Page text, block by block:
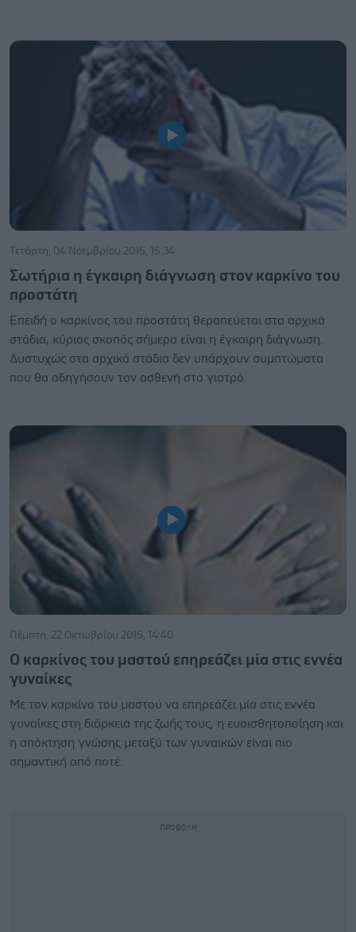
Τετάρτη, 04 Νοεμβρίου 2015, 15:34
Σωτήρια η έγκαιρη διάγνωση στον καρκίνο του
προστάτη
Επειδή ο καρκίνος του προστάτη θεραπεύεται στα αρχικά
στάδια, κύριος σκοπός σήμερα είναι η έγκαιρη διάγνωση.
Δυστυχώς στα αρχικά στάδια δεν υπάρχουν συμπτώματα
που θα οδηγήσουν τον ασθενή στο γιατρό.
Πέμπτη, 22 Οκτωβρίου 2015, 14:40
Ο καρκίνος του μαστού επηρεάζει μία στις εννέα
γυναίκες
Με τον καρκίνο του μαστού να επηρεάζει μία στις εννέα
γυναίκες στη διάρκεια της ζωής τους, η ευαισθητοποίηση και
η απόκτηση γνώσης μεταξύ των γυναικών είναι πιο
σημαντική από ποτέ.